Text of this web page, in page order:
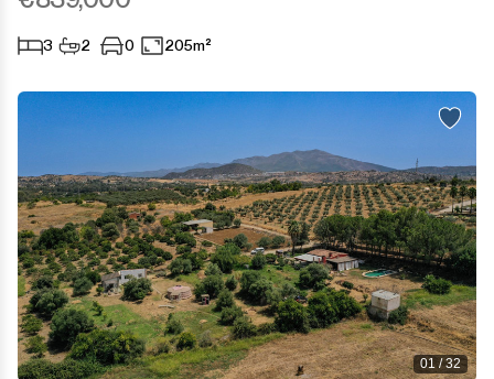
Sotogrande Marina
Sotogrande Puerto
Torreguadiaro
Castellar de la Frontera
Jimena de la Frontera
Tarifa
3 2 0 205m²
01 / 32